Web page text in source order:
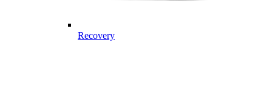
Recovery